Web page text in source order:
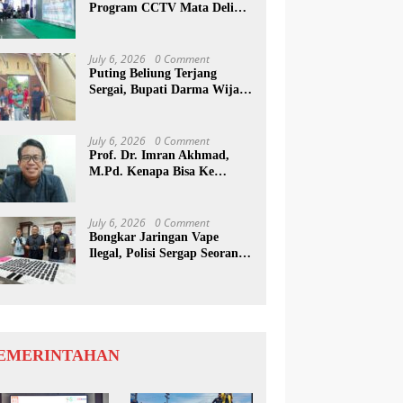
Program CCTV Mata Deli
July 6, 2026 0 Comment
Puting Beliung Terjang
Sergai, Bupati Darma Wijaya
July 6, 2026 0 Comment
Prof. Dr. Imran Akhmad,
M.Pd. Kenapa Bisa Ke
July 6, 2026 0 Comment
Bongkar Jaringan Vape
Ilegal, Polisi Sergap Seorang